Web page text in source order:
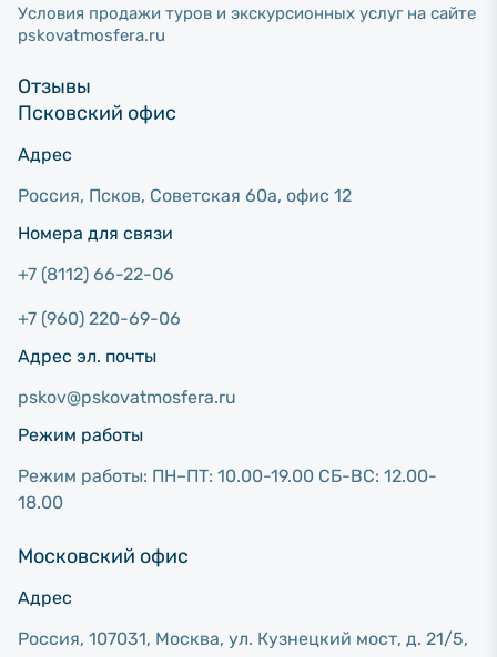
Условия продажи туров и экскурсионных услуг на сайте
pskovatmosfera.ru
Отзывы
Псковский офис
Адрес
Россия, Псков, Советcкая 60а, офис 12
Номера для связи
+7 (8112) 66-22-06
+7 (960) 220-69-06
Адрес эл. почты
pskov@pskovatmosfera.ru
Режим работы
Режим работы: ПН–ПТ: 10.00-19.00 СБ-ВС: 12.00-
18.00
Московский офис
Адрес
Россия, 107031, Москва, ул. Кузнецкий мост, д. 21/5,